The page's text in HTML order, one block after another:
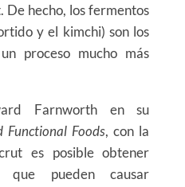
De hecho, los fermentos
y el kimchi) son los
proceso mucho más
Farnworth en su
Functional Foods, con la
es posible obtener
que pueden causar